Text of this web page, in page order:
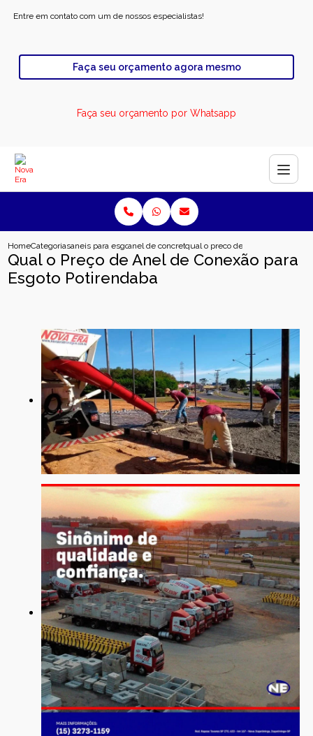
Entre em contato com um de nossos especialistas!
Faça seu orçamento agora mesmo
Faça seu orçamento por Whatsapp
HomeCategoriasaneis para esgotoanel de concreto para rodoviaqual o preco de anel de conexao
Qual o Preço de Anel de Conexão para
Esgoto Potirendaba